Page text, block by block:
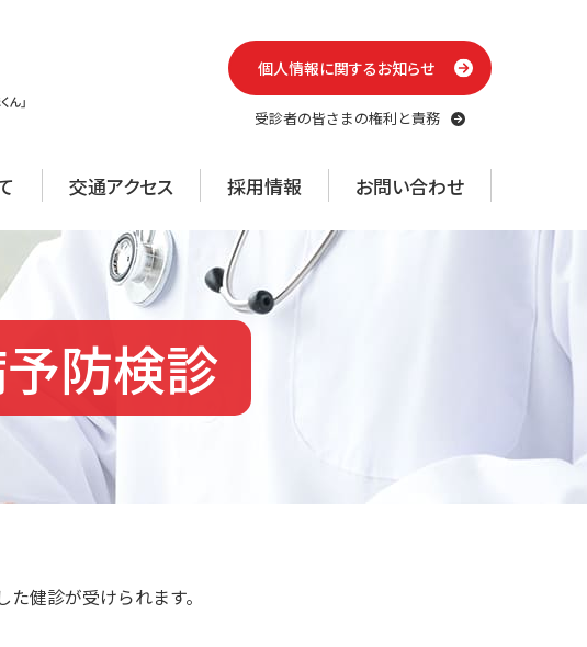
個人情報に関するお知らせ
受診者の皆さまの権利と責務
交通アクセス 採用情報 お問い合わせ
防検診
健診が受けられます。